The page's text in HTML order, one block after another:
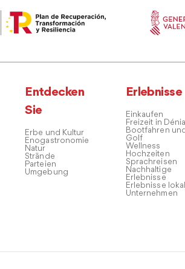
Entdecken
Sie
Erbe und Kultur
Enogastronomie
Natur
Strände
Parteien
Umgebung
Erlebnisse
Einkaufen
Freizeit in Dénia
Bootfahren und
Golf
Wellness
Hochzeiten
Sprachreisen
Nachhaltige
Erlebnisse
Erlebnisse
Unternehmen